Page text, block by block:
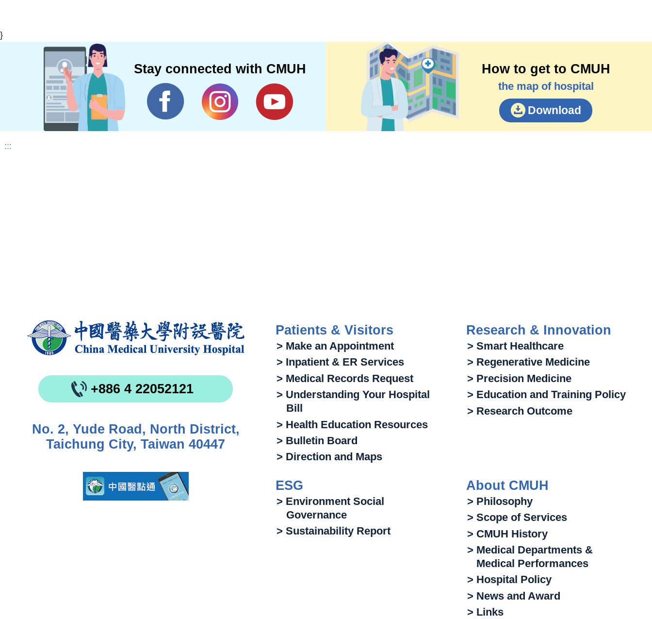
}
Stay connected with CMUH How to get to CMUH
the map of hospital
Download
:::
+886 4 22052121
No. 2, Yude Road, North District,
Taichung City, Taiwan 40447
Patients & Visitors
> Make an Appointment
> Inpatient & ER Services
> Medical Records Request
> Understanding Your Hospital
Bill
> Health Education Resources
> Bulletin Board
> Direction and Maps
Research & Innovation
> Smart Healthcare
> Regenerative Medicine
> Precision Medicine
> Education and Training Policy
> Research Outcome
ESG
> Environment Social
Governance
> Sustainability Report
About CMUH
> Philosophy
> Scope of Services
> CMUH History
> Medical Departments &
Medical Performances
> Hospital Policy
> News and Award
> Links